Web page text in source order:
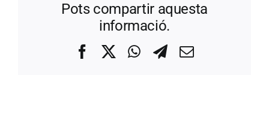
Pots compartir aquesta
informació.
FacebookWhatsApp
Telegram
Correo